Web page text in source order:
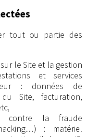
tout ou partie des
le Site et la gestion
et services
: données de
Site, facturation,
contre la fraude
: matériel